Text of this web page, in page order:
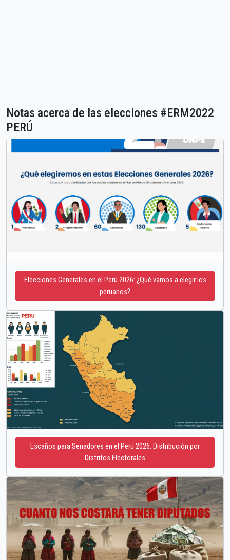
Notas acerca de las elecciones #ERM2022
PERÚ
Elecciones Generales en el Perú 2026: ¿Qué vamos a elegir los
peruanos?
Escaños para Senadores en el Perú 2026: Distribución por
Distritos Electorales